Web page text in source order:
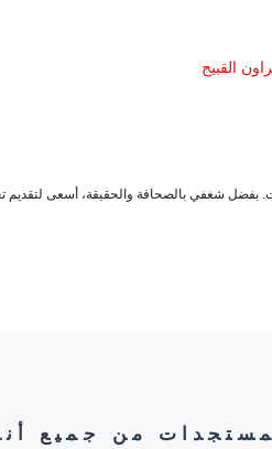
القبيح
بفضل شغفي بالصحافة والحقيقة، أسعى لتقديم
من جميع